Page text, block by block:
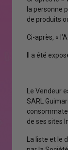
la personne
de produits
Ci-après, «
Il a été
Le Vendeur
SARL
de ses sites
La liste et